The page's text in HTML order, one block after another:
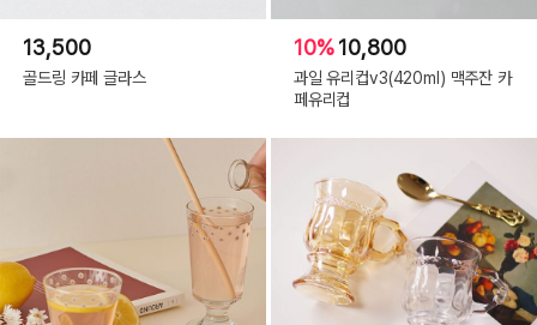
13,500
골드링 카페 글라스
10%10,800
과일 유리컵v3(420ml) 맥주잔 카
페유리컵